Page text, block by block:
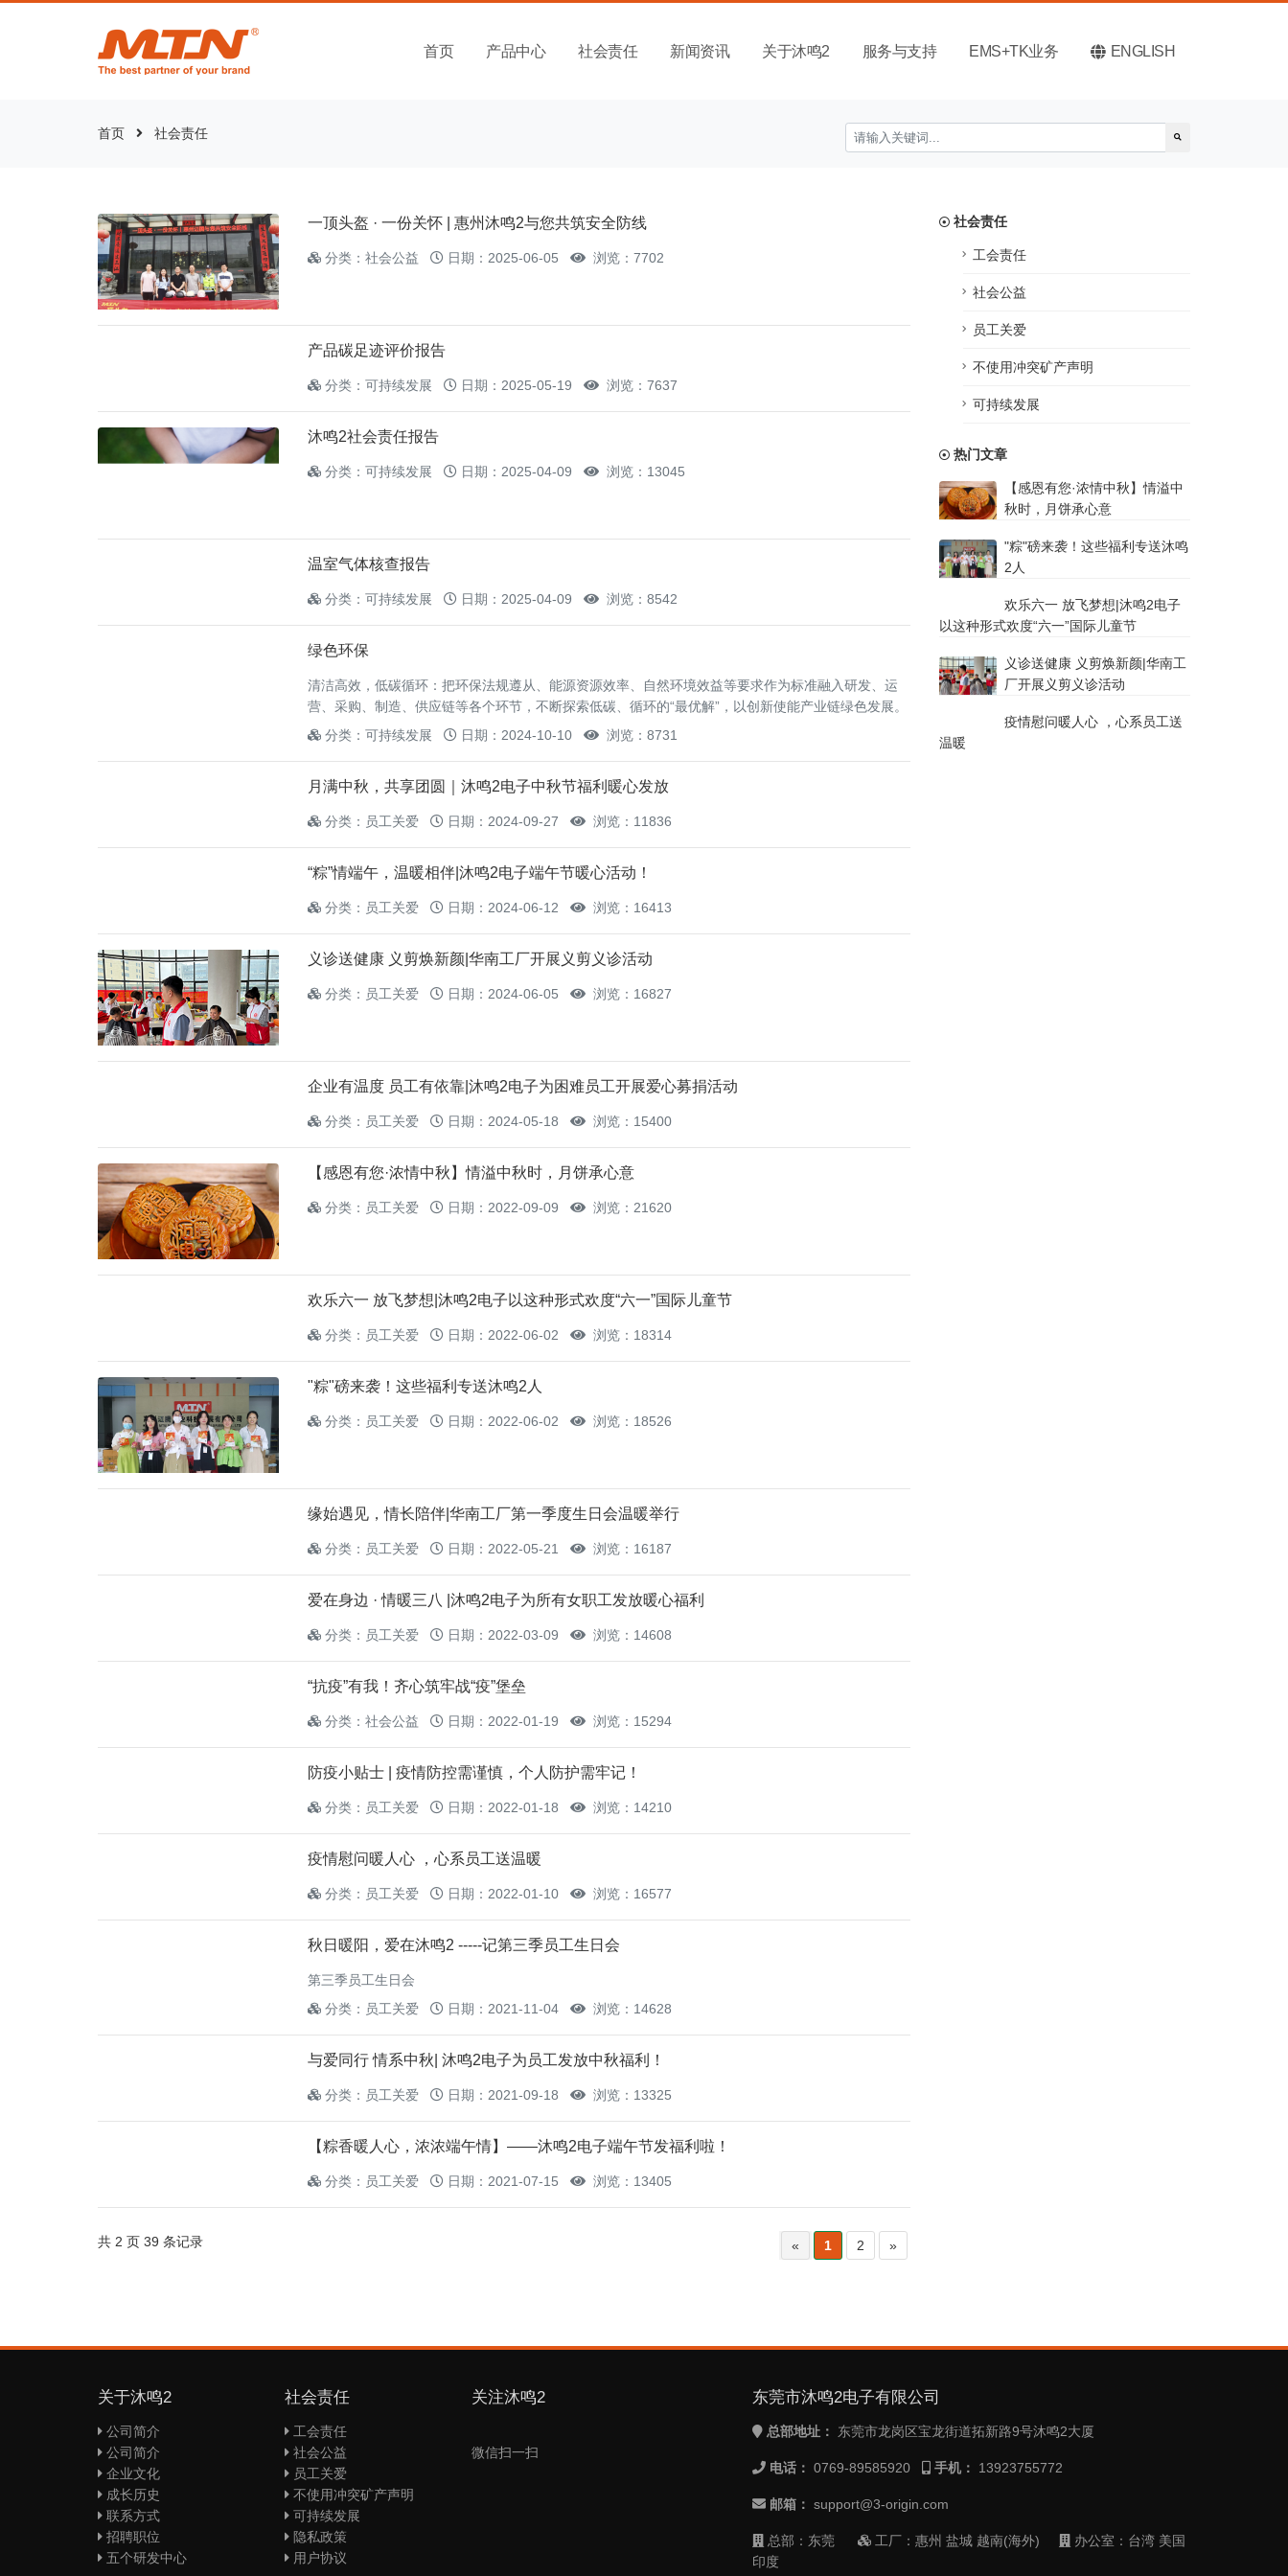
首页 产品中心 社会责任 新闻资讯 关于沐鸣2 服务与支持 EMS+TK业务 ENGLISH
首页 社会责任
一顶头盔 · 一份关怀 | 惠州沐鸣2与您共筑安全防线
分类：社会公益 日期：2025-06-05 浏览：7702
产品碳足迹评价报告
分类：可持续发展 日期：2025-05-19 浏览：7637
沐鸣2社会责任报告
分类：可持续发展 日期：2025-04-09 浏览：13045
温室气体核查报告
分类：可持续发展 日期：2025-04-09 浏览：8542
绿色环保
清洁高效，低碳循环：把环保法规遵从、能源资源效率、自然环境效益等要求作为标准融入研发、运
营、采购、制造、供应链等各个环节，不断探索低碳、循环的“最优解”，以创新使能产业链绿色发展。
分类：可持续发展
日期：2024-10-10 浏览：8731
月满中秋，共享团圆｜沐鸣2电子中秋节福利暖心发放
分类：员工关爱 日期：2024-09-27 浏览：11836
“粽”情端午，温暖相伴|沐鸣2电子端午节暖心活动！
分类：员工关爱 日期：2024-06-12 浏览：16413
义诊送健康 义剪焕新颜|华南工厂开展义剪义诊活动
分类：员工关爱 日期：2024-06-05 浏览：16827
企业有温度 员工有依靠|沐鸣2电子为困难员工开展爱心募捐活动
分类：员工关爱 日期：2024-05-18 浏览：15400
【感恩有您·浓情中秋】情溢中秋时，月饼承心意
分类：员工关爱 日期：2022-09-09 浏览：21620
欢乐六一 放飞梦想|沐鸣2电子以这种形式欢度“六一”国际儿童节
分类：员工关爱 日期：2022-06-02 浏览：18314
"粽"磅来袭！这些福利专送沐鸣2人
分类：员工关爱 日期：2022-06-02 浏览：18526
缘始遇见，情长陪伴|华南工厂第一季度生日会温暖举行
分类：员工关爱 日期：2022-05-21 浏览：16187
爱在身边 · 情暖三八 |沐鸣2电子为所有女职工发放暖心福利
分类：员工关爱 日期：2022-03-09 浏览：14608
“抗疫”有我！齐心筑牢战“疫”堡垒
分类：社会公益 日期：2022-01-19 浏览：15294
防疫小贴士 | 疫情防控需谨慎，个人防护需牢记！
分类：员工关爱 日期：2022-01-18 浏览：14210
疫情慰问暖人心 ，心系员工送温暖
分类：员工关爱 日期：2022-01-10 浏览：16577
秋日暖阳，爱在沐鸣2 -----记第三季员工生日会
第三季员工生日会
分类：员工关爱
日期：2021-11-04 浏览：14628
与爱同行 情系中秋| 沐鸣2电子为员工发放中秋福利！
分类：员工关爱 日期：2021-09-18 浏览：13325
【粽香暖人心，浓浓端午情】——沐鸣2电子端午节发福利啦！
分类：员工关爱 日期：2021-07-15 浏览：13405
共 2 页 39 条记录 « 1 2 »
社会责任
工会责任
社会公益
员工关爱
不使用冲突矿产声明
可持续发展
热门文章
【感恩有您·浓情中秋】情溢中
秋时，月饼承心意
"粽"磅来袭！这些福利专送沐鸣
2人
欢乐六一 放飞梦想|沐鸣2电子
以这种形式欢度“六一”国际儿童节
义诊送健康 义剪焕新颜|华南工
厂开展义剪义诊活动
疫情慰问暖人心 ，心系员工送
温暖
关于沐鸣2
公司简介
公司简介
企业文化
成长历史
联系方式
招聘职位
五个研发中心
社会责任
工会责任
社会公益
员工关爱
不使用冲突矿产声明
可持续发展
隐私政策
用户协议
关注沐鸣2
微信扫一扫
东莞市沐鸣2电子有限公司
总部地址： 东莞市龙岗区宝龙街道拓新路9号沐鸣2大厦
电话： 0769-89585920 手机： 13923755772
邮箱： support@3-origin.com
总部：东莞 工厂：惠州 盐城 越南(海外)
办公室：台湾 美国
印度